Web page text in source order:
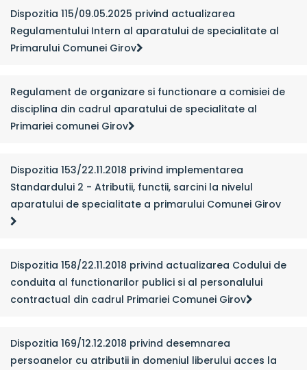
Dispozitia 115/09.05.2025 privind actualizarea
Regulamentului Intern al aparatului de specialitate al
Primarului Comunei Girov
Regulament de organizare si functionare a comisiei de
disciplina din cadrul aparatului de specialitate al
Primariei comunei Girov
Dispozitia 153/22.11.2018 privind implementarea
Standardului 2 - Atributii, functii, sarcini la nivelul
aparatului de specialitate a primarului Comunei Girov
Dispozitia 158/22.11.2018 privind actualizarea Codului de
conduita al functionarilor publici si al personalului
contractual din cadrul Primariei Comunei Girov
Dispozitia 169/12.12.2018 privind desemnarea
persoanelor cu atributii in domeniul liberului acces la